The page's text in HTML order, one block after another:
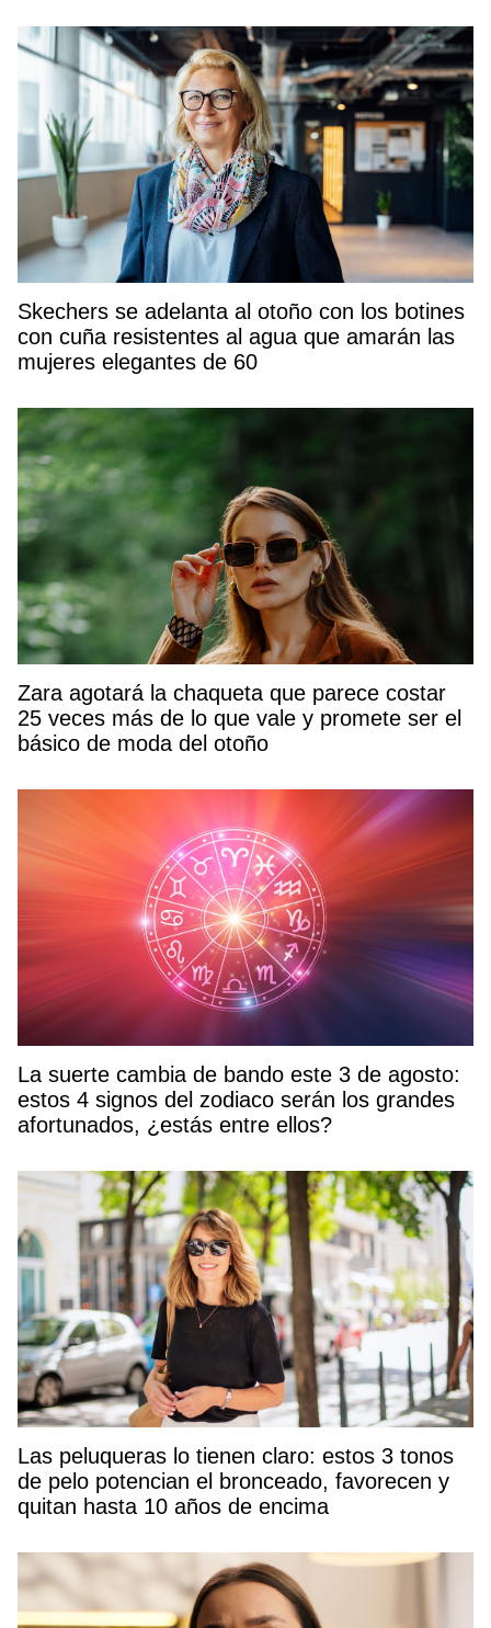
Skechers se adelanta al otoño con los botines
con cuña resistentes al agua que amarán las
mujeres elegantes de 60
Zara agotará la chaqueta que parece costar
25 veces más de lo que vale y promete ser el
básico de moda del otoño
La suerte cambia de bando este 3 de agosto:
estos 4 signos del zodiaco serán los grandes
afortunados, ¿estás entre ellos?
Las peluqueras lo tienen claro: estos 3 tonos
de pelo potencian el bronceado, favorecen y
quitan hasta 10 años de encima